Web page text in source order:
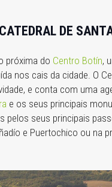
DE
próxima do Centro Botín,
nos cais da cidade. O
e conta com uma
e os seus principais
pelos seus principais
e Puertochico ou na